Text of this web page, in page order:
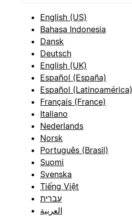
English (US)
Bahasa Indonesia
Dansk
Deutsch
English (UK)
Español (España)
Español (Latinoamérica)
Français (France)
Italiano
Nederlands
Norsk
Português (Brasil)
Suomi
Svenska
Tiếng Việt
עברית
العربية